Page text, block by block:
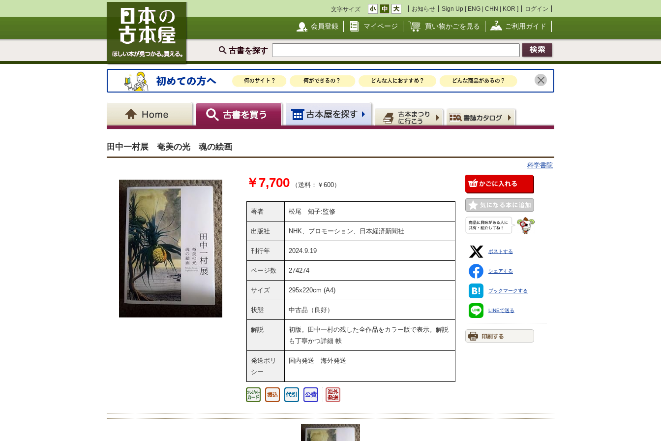
文字サイズ お知らせ Sign Up [ ENG | CHN | KOR ] ログイン
会員登録 マイページ 買い物かごを見る ご利用ガイド
古書を探す
田中一村展 奄美の光 魂の絵画
科学書院
￥7,700 （送料：￥600）
著者 松尾 知子:監修
出版社 NHK、プロモーション、日本経済新聞社
刊行年 2024.9.19
ページ数 274274
サイズ 295x220cm (A4)
状態 中古品（良好）
解説
初版。田中一村の残した全作品をカラー版で表示。解説
も丁寧かつ詳細 帙
発送ポリ
シー
国内発送 海外発送
ポストする
シェアする
ブックマークする
LINEで送る